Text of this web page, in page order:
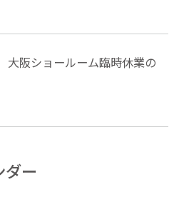
大阪ショールーム臨時休業の
ダー